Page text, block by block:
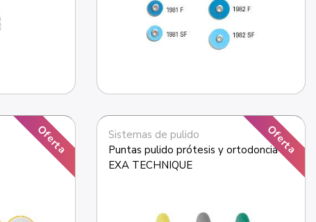
Oferta Oferta
Sistemas de pulido
Puntas pulido prótesis y ortodoncia
EXA TECHNIQUE